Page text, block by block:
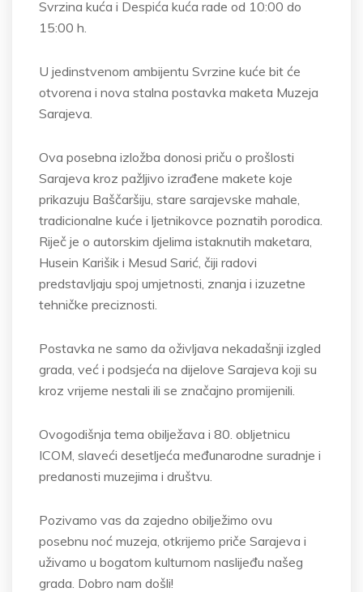
Svrzina kuća i Despića kuća rade od 10:00 do
15:00 h.
U jedinstvenom ambijentu Svrzine kuće bit će
otvorena i nova stalna postavka maketa Muzeja
Sarajeva.
Ova posebna izložba donosi priču o prošlosti
Sarajeva kroz pažljivo izrađene makete koje
prikazuju Baščaršiju, stare sarajevske mahale,
tradicionalne kuće i ljetnikovce poznatih porodica.
Riječ je o autorskim djelima istaknutih maketara,
Husein Karišik i Mesud Sarić, čiji radovi
predstavljaju spoj umjetnosti, znanja i izuzetne
tehničke preciznosti.
Postavka ne samo da oživljava nekadašnji izgled
grada, već i podsjeća na dijelove Sarajeva koji su
kroz vrijeme nestali ili se značajno promijenili.
Ovogodišnja tema obilježava i 80. obljetnicu
ICOM, slaveći desetljeća međunarodne suradnje i
predanosti muzejima i društvu.
Pozivamo vas da zajedno obilježimo ovu
posebnu noć muzeja, otkrijemo priče Sarajeva i
uživamo u bogatom kulturnom naslijeđu našeg
grada. Dobro nam došli!